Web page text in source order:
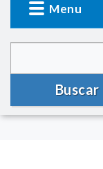
Menu
Buscar